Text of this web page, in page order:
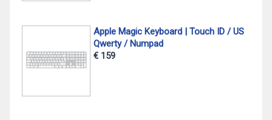
Apple Magic Keyboard | Touch ID / US
Qwerty / Numpad
€ 159